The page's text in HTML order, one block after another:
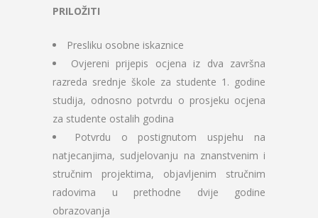
PRILOŽITI
Presliku osobne iskaznice
Ovjereni prijepis ocjena iz dva završna
razreda srednje škole za studente 1. godine
studija, odnosno potvrdu o prosjeku ocjena
za studente ostalih godina
Potvrdu o postignutom uspjehu na
natjecanjima, sudjelovanju na znanstvenim i
stručnim projektima, objavljenim stručnim
radovima u prethodne dvije godine
obrazovanja